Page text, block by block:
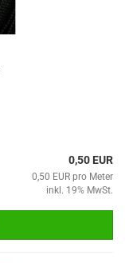
0,50 EUR
0,50 EUR pro Meter
inkl. 19% MwSt.